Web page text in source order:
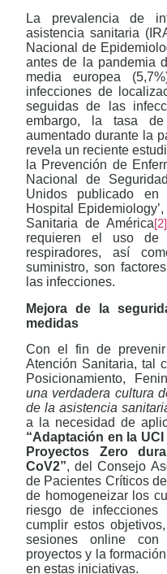
La prevalencia de
asistencia sanitaria
Nacional de
antes de la pandemia
media europea
infecciones de
seguidas de las
embargo, la tasa
aumentado durante la
revela un reciente
la Prevención de
Nacional de
Unidos publicado en
Hospital
Sanitaria de América[2]
requieren el uso de
respiradores, así
suministro, son
las infecciones.
Mejora de la
medidas
Con el fin de
Atención Sanitaria, tal
Posicionamiento,
una verdadera cultura
de la asistencia
a la necesidad de
“Adaptación en la
Proyectos Zero
CoV2”, del Consejo
de Pacientes Críticos
de homogeneizar los
riesgo de
cumplir estos
sesiones online
proyectos y la
en estas iniciativas.